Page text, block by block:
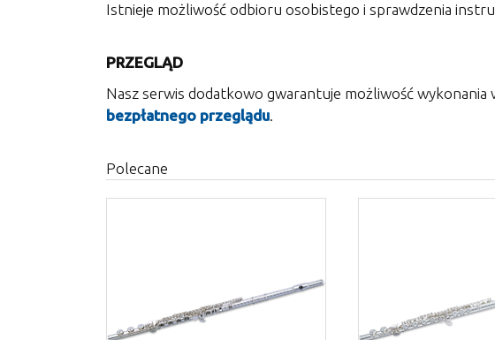
Istnieje możliwość odbioru osobistego i sprawdzenia
PRZEGLĄD
Nasz serwis dodatkowo gwarantuje możliwość
bezpłatnego przeglądu.
Polecane